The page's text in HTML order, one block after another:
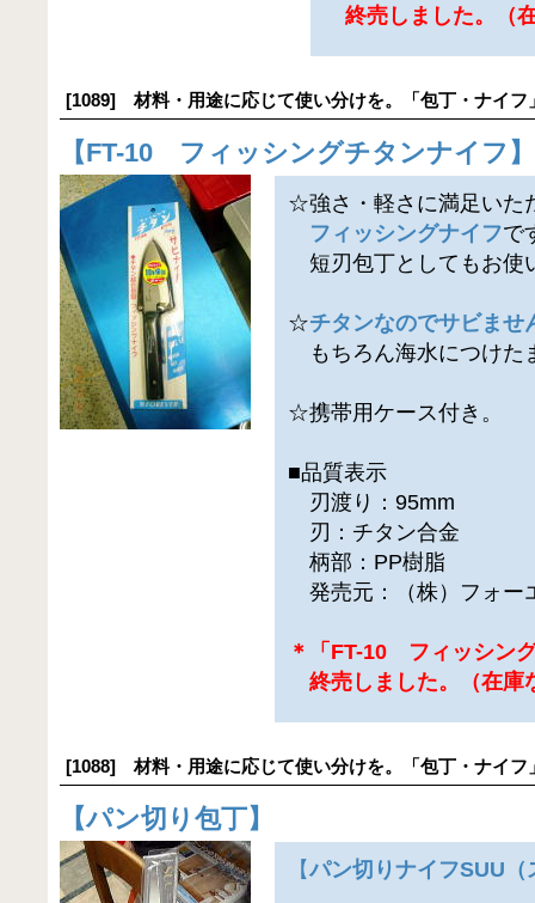
終売しました。（
[1089] 材料・用途に応じて使い分けを。「包丁・ナイフ
【FT-10 フィッシングチタンナイフ 】
☆強さ・軽さに満足いた
フィッシングナイフで
短刃包丁としてもお使
☆チタンなのでサビませ
もちろん海水につけた
☆携帯用ケース付き。
■品質表示
刃渡り：95mm
刃：チタン合金
柄部：PP樹脂
発売元：（株）フォー
＊「FT-10 フィッシン
終売しました。（在庫
[1088] 材料・用途に応じて使い分けを。「包丁・ナイフ
【パン切り包丁】
【パン切りナイフSUU（